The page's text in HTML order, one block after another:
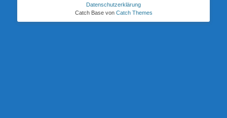
Datenschutzerklärung
Catch Base von Catch Themes